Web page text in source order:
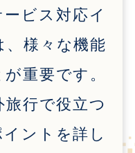
ビス対応イ
様々な機能
重要です。
行で役立つ
ントを詳し